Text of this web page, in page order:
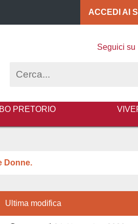
ACCEDI AI
Seguici su
PRETORIO
Donne.
Ultima modifica